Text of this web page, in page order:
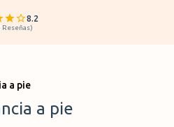
8.2
Reseñas)
a pie
a pie